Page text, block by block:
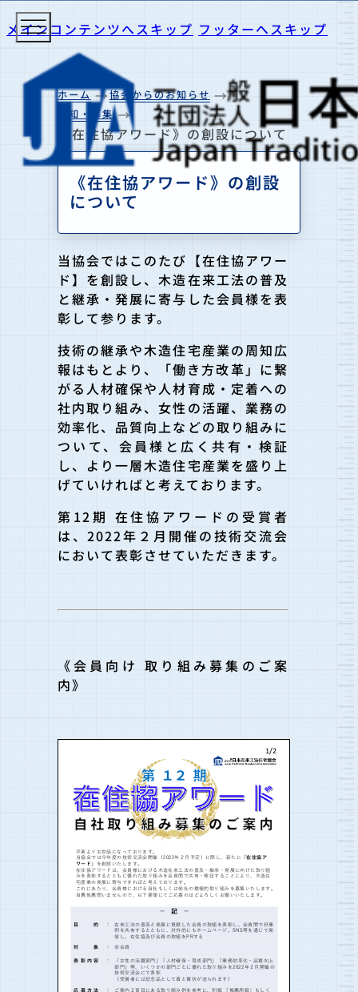
メインコンテンツへスキップ フッターへスキップ
ホーム
協会からのお知らせ
告知・募集
《在住協アワード》の創設について
《在住協アワード》の創設
について
当協会ではこのたび【在住協アワー
ド】を創設し、木造在来工法の普及
と継承・発展に寄与した会員様を表
彰して参ります。
技術の継承や木造住宅産業の周知広
報はもとより、「働き方改革」に繋
がる人材確保や人材育成・定着への
社内取り組み、女性の活躍、業務の
効率化、品質向上などの取り組みに
ついて、会員様と広く共有・検証
し、より一層木造住宅産業を盛り上
げていければと考えております。
第12期 在住協アワードの受賞者
は、2022年２月開催の技術交流会
において表彰させていただきます。
《会員向け 取り組み募集のご案
内》